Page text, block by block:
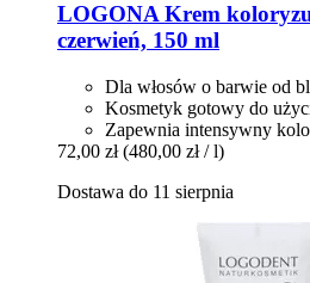
LOGONAKrem
czerwień, 150 ml
Dla włosów o barwie od
Kosmetyk gotowy do
Zapewnia intensywny
72,00 zł (480,00 zł / l)
Dostawa do 11 sierpnia